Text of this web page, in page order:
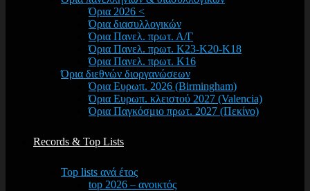
Όρια 2026 <
Όρια διασυλλογικών
Όρια Πανελ. πρωτ. Α/Γ
Όρια Πανελ. πρωτ. Κ23-Κ20-Κ18
Όρια Πανελ. πρωτ. Κ16
Όρια διεθνών διοργανώσεων
Όρια Ευρωπ. 2026 (Birmingham)
Όρια Ευρωπ. κλειστού 2027 (Valencia)
Όρια Παγκόσμιο πρωτ. 2027 (Πεκίνο)
Records & Top Lists
Top lists ανά έτος
top 2026 – ανοικτός